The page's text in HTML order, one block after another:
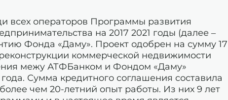
всех операторов Программы развития
на 2017 2021 годы (далее –
Фонда «Даму». Проект одобрен на сумму 17
коммерческой недвижимости
межу АТФБанком и Фондом «Даму»
Сумма кредитного соглашения составила
чем 20-летний опыт работы. Из них 9 лет